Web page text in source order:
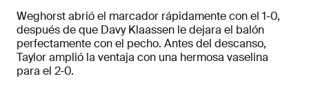
Weghorst abrió el marcador rápidamente con el 1-0,
después de que Davy Klaassen le dejara el balón
perfectamente con el pecho. Antes del descanso,
Taylor amplió la ventaja con una hermosa vaselina
para el 2-0.